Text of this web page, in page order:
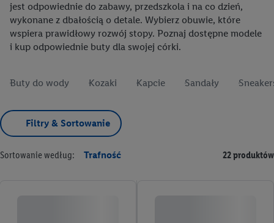
jest odpowiednie do zabawy, przedszkola i na co dzień,
wykonane z dbałością o detale. Wybierz obuwie, które
wspiera prawidłowy rozwój stopy. Poznaj dostępne modele
i kup odpowiednie buty dla swojej córki.
Buty do wody Kozaki Kapcie Sandały
Filtry & Sortowanie
Sortowanie według: Trafność 22 produktów